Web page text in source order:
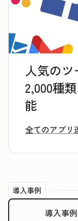
人気のツ
2,000種
能
全てのアプリ
導入事例
導入事